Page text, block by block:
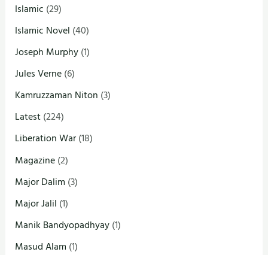
Islamic (29)
Islamic Novel (40)
Joseph Murphy(1)
Jules Verne(6)
Kamruzzaman Niton (3)
Latest(224)
Liberation War(18)
Magazine(2)
Major Dalim (3)
Major Jalil (1)
Manik Bandyopadhyay(1)
Masud Alam (1)